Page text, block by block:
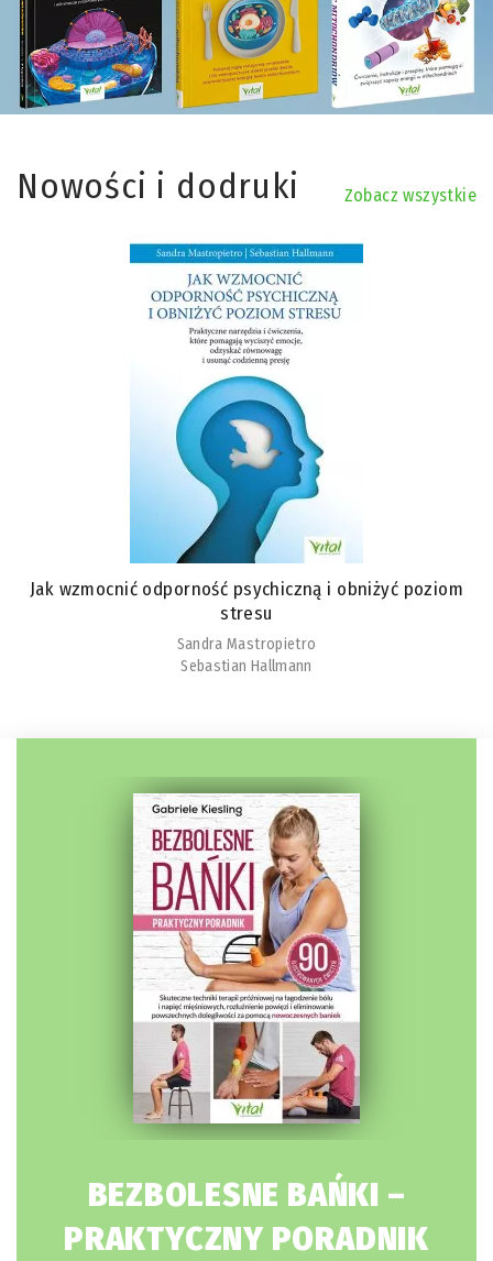
Nowości i dodruki Zobacz wszystkie
Jak wzmocnić odporność psychiczną i obniżyć poziom
stresu
Sandra Mastropietro
Sebastian Hallmann
BEZBOLESNE BAŃKI –
PRAKTYCZNY PORADNIK